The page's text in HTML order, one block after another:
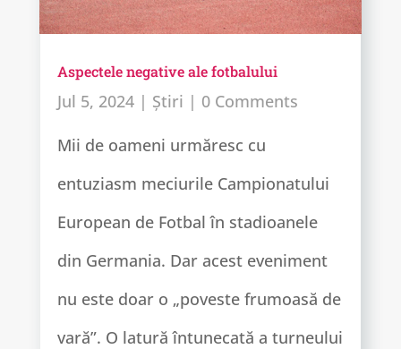
Aspectele negative ale fotbalului
Jul 5, 2024| Știri | 0 Comments
Mii de oameni urmăresc cu
entuziasm meciurile Campionatului
European de Fotbal în stadioanele
din Germania. Dar acest eveniment
nu este doar o „poveste frumoasă de
vară”. O latură întunecată a turneului